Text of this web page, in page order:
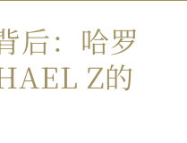
后：哈罗
Z的